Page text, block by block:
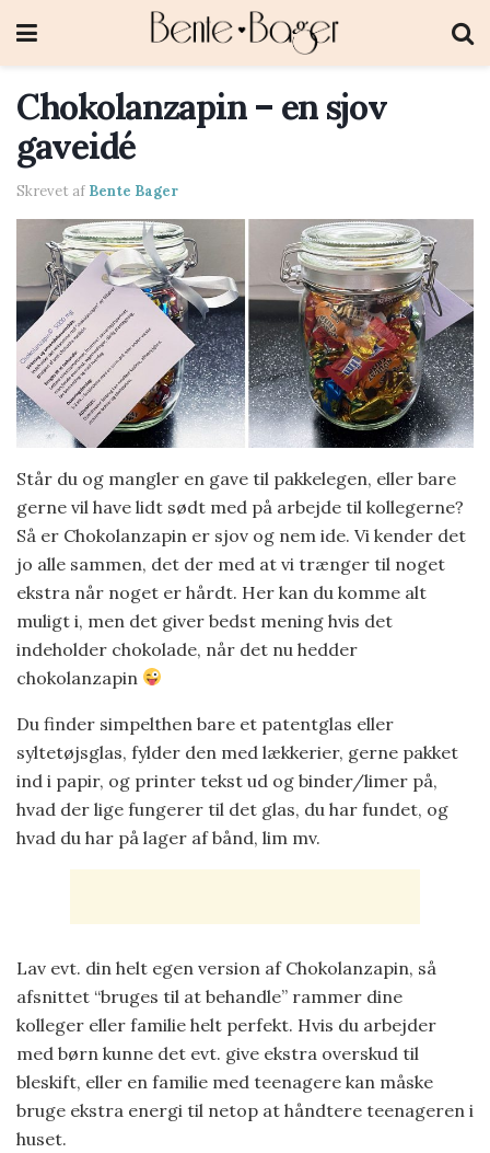
Chokolanzapin – en sjov
gaveidé
Skrevet af Bente Bager
Står du og mangler en gave til pakkelegen, eller bare
gerne vil have lidt sødt med på arbejde til kollegerne?
Så er Chokolanzapin er sjov og nem ide. Vi kender det
jo alle sammen, det der med at vi trænger til noget
ekstra når noget er hårdt. Her kan du komme alt
muligt i, men det giver bedst mening hvis det
indeholder chokolade, når det nu hedder
chokolanzapin
Du finder simpelthen bare et patentglas eller
syltetøjsglas, fylder den med lækkerier, gerne pakket
ind i papir, og printer tekst ud og binder/limer på,
hvad der lige fungerer til det glas, du har fundet, og
hvad du har på lager af bånd, lim mv.
Lav evt. din helt egen version af Chokolanzapin, så
afsnittet “bruges til at behandle” rammer dine
kolleger eller familie helt perfekt. Hvis du arbejder
med børn kunne det evt. give ekstra overskud til
bleskift, eller en familie med teenagere kan måske
bruge ekstra energi til netop at håndtere teenageren i
huset.